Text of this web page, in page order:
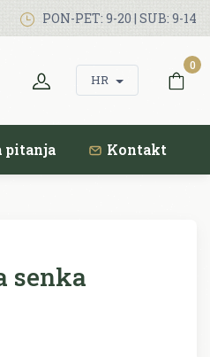
PON-PET: 9-20 | SUB: 9-14
HR
0
pitanja Kontakt
senka